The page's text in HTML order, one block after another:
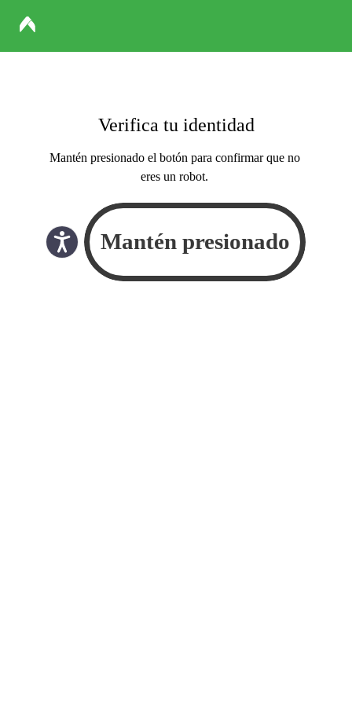
Verifica tu identidad
Mantén presionado el botón para confirmar que no
eres un robot.